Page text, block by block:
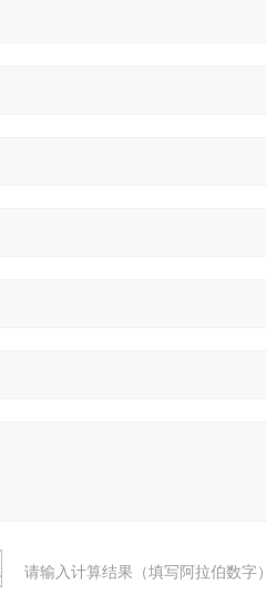
请输入计算结果（填写阿拉伯数字